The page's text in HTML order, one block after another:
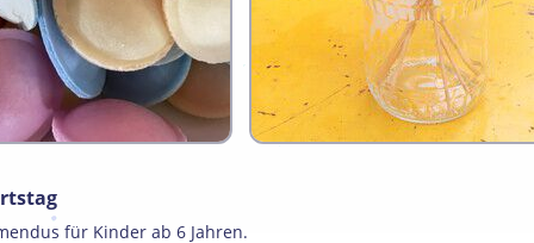
für Kinder ab 6 Jahren.